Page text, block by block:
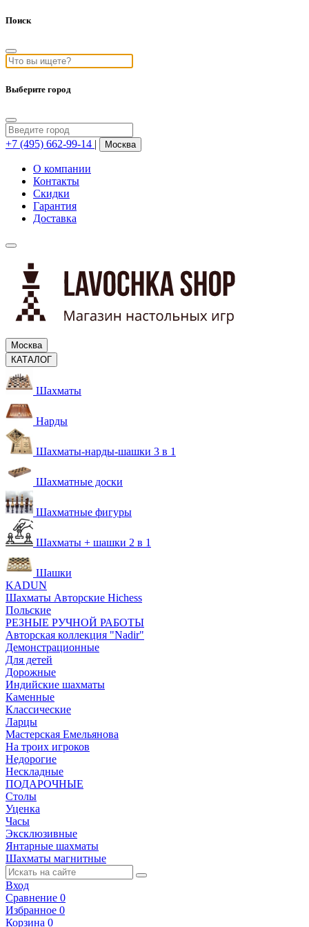
Поиск
Выберите город
+7 (495) 662-99-14 | Москва
О компании
Контакты
Скидки
Гарантия
Доставка
Москва
КАТАЛОГ
Шахматы
Нарды
Шахматы-нарды-шашки 3 в 1
Шахматные доски
Шахматные фигуры
Шахматы + шашки 2 в 1
Шашки
KADUN
Шахматы Авторские Hichess
Польские
РЕЗНЫЕ РУЧНОЙ РАБОТЫ
Авторская коллекция "Nadir"
Демонстрационные
Для детей
Дорожные
Индийские шахматы
Каменные
Классические
Ларцы
Мастерская Емельянова
На троих игроков
Недорогие
Нескладные
ПОДАРОЧНЫЕ
Столы
Уценка
Часы
Эксклюзивные
Янтарные шахматы
Шахматы магнитные
Вход
Сравнение 0
Избранное 0
Корзина 0